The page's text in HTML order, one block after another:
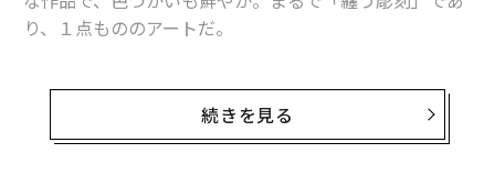
り、１点もののアートだ。
そんな唯一無二の作品は、どのようにして生まれるのだ
ろうか。岡﨑によると、デザイン画は描かず、手を動か
しながら思うままに造形していく。こうした一連の制作
続きを見る